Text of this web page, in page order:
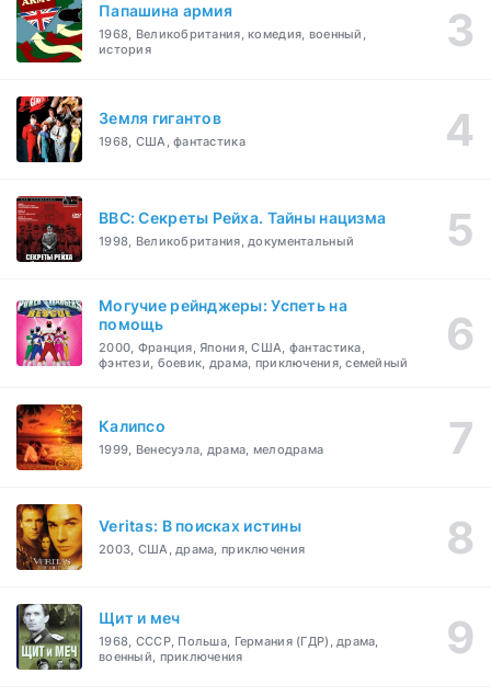
Папашина армия
1968, Великобритания, комедия, военный,
история
Земля гигантов
1968, США, фантастика
BBC: Секреты Рейха. Тайны нацизма
1998, Великобритания, документальный
Могучие рейнджеры: Успеть на
помощь
2000, Франция, Япония, США, фантастика,
фэнтези, боевик, драма, приключения, семейный
Калипсо
1999, Венесуэла, драма, мелодрама
Veritas: В поисках истины
2003, США, драма, приключения
Щит и меч
1968, СССР, Польша, Германия (ГДР), драма,
военный, приключения